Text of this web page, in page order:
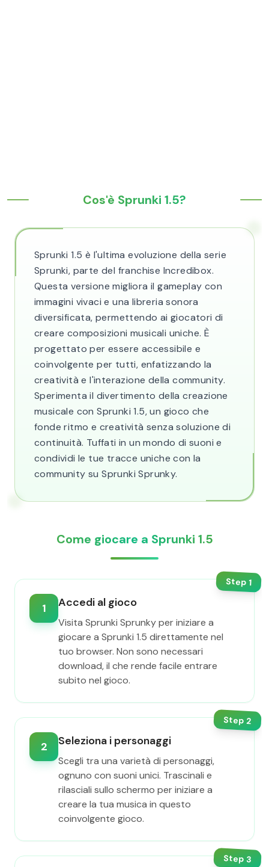
Cos'è Sprunki 1.5?
Sprunki 1.5 è l'ultima evoluzione della serie
Sprunki, parte del franchise Incredibox.
Questa versione migliora il gameplay con
immagini vivaci e una libreria sonora
diversificata, permettendo ai giocatori di
creare composizioni musicali uniche. È
progettato per essere accessibile e
coinvolgente per tutti, enfatizzando la
creatività e l'interazione della community.
Sperimenta il divertimento della creazione
musicale con Sprunki 1.5, un gioco che
fonde ritmo e creatività senza soluzione di
continuità. Tuffati in un mondo di suoni e
condividi le tue tracce uniche con la
community su Sprunki Sprunky.
Come giocare a Sprunki 1.5
Step1
1 Accedi al gioco
Visita Sprunki Sprunky per iniziare a
giocare a Sprunki 1.5 direttamente nel
tuo browser. Non sono necessari
download, il che rende facile entrare
subito nel gioco.
Step2
2 Seleziona i personaggi
Scegli tra una varietà di personaggi,
ognuno con suoni unici. Trascinali e
rilasciali sullo schermo per iniziare a
creare la tua musica in questo
coinvolgente gioco.
Step3